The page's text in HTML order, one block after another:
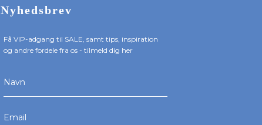
Nyhedsbrev
Få VIP-adgang til SALE, samt tips, inspiration
og andre fordele fra os - tilmeld dig her